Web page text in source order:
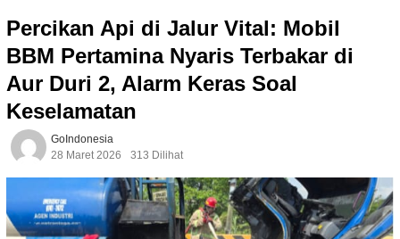
Percikan Api di Jalur Vital: Mobil
BBM Pertamina Nyaris Terbakar di
Aur Duri 2, Alarm Keras Soal
Keselamatan
GoIndonesia
28 Maret 2026
313 Dilihat